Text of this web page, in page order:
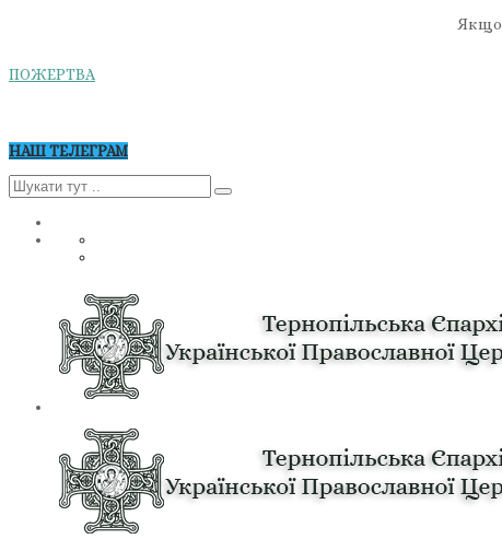
Якщо
ПОЖЕРТВА
НАШ ТЕЛЕГРАМ